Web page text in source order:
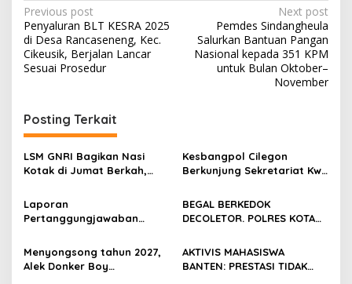
Post
navigation
Previous post
Penyaluran BLT KESRA 2025
di Desa Rancaseneng, Kec.
Cikeusik, Berjalan Lancar
Sesuai Prosedur
Next post
Pemdes Sindangheula
Salurkan Bantuan Pangan
Nasional kepada 351 KPM
untuk Bulan Oktober–
November
Posting Terkait
LSM GNRI Bagikan Nasi
Kotak di Jumat Berkah,
Kesbangpol Cilegon
Berkunjung Sekretariat Kwri
Kemitraan yang kokoh
Laporan
Pertanggungjawaban
Panitia Milad KKPMP ke-15
Resmi Ditutup
BEGAL BERKEDOK
DECOLETOR. POLRES KOTA
TEGAS
Menyongsong tahun 2027,
Alek Donker Boy
AKTIVIS MAHASISWA
BANTEN: PRESTASI TIDAK